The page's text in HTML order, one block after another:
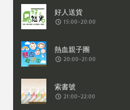
15:00-20:00
20:00-21:00
21:00-22:00